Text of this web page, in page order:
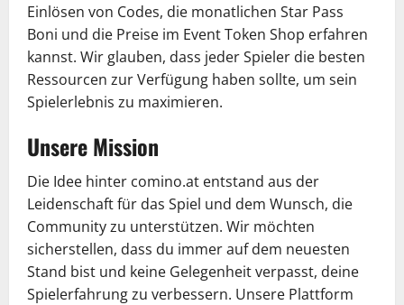
Einlösen von Codes, die monatlichen Star Pass
Boni und die Preise im Event Token Shop erfahren
kannst. Wir glauben, dass jeder Spieler die besten
Ressourcen zur Verfügung haben sollte, um sein
Spielerlebnis zu maximieren.
Unsere Mission
Die Idee hinter comino.at entstand aus der
Leidenschaft für das Spiel und dem Wunsch, die
Community zu unterstützen. Wir möchten
sicherstellen, dass du immer auf dem neuesten
Stand bist und keine Gelegenheit verpasst, deine
Spielerfahrung zu verbessern. Unsere Plattform